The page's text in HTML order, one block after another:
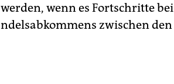
wenn es Fortschritte bei
zwischen den